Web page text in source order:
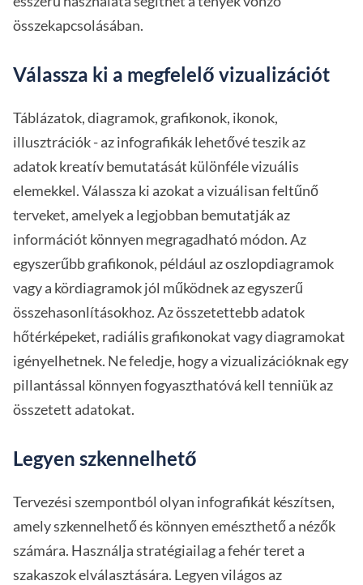
összekapcsolásában.
Válassza ki a megfelelő vizualizációt
Táblázatok, diagramok, grafikonok, ikonok,
illusztrációk - az infografikák lehetővé teszik az
adatok kreatív bemutatását különféle vizuális
elemekkel. Válassza ki azokat a vizuálisan feltűnő
terveket, amelyek a legjobban bemutatják az
információt könnyen megragadható módon. Az
egyszerűbb grafikonok, például az oszlopdiagramok
vagy a kördiagramok jól működnek az egyszerű
összehasonlításokhoz. Az összetettebb adatok
hőtérképeket, radiális grafikonokat vagy diagramokat
igényelhetnek. Ne feledje, hogy a vizualizációknak egy
pillantással könnyen fogyaszthatóvá kell tenniük az
összetett adatokat.
Legyen szkennelhető
Tervezési szempontból olyan infografikát készítsen,
amely szkennelhető és könnyen emészthető a nézők
számára. Használja stratégiailag a fehér teret a
szakaszok elválasztására. Legyen világos az